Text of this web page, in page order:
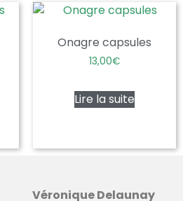
Onagre capsules
13,00€
Lire la suite
Véronique Delaunay